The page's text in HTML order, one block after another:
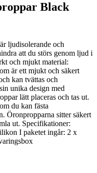
Black
ljudisolerande och
att du störs genom ljud i
och mjukt material:
är ett mjukt och säkert
kan tvättas och
unika design med
lätt placeras och tas ut.
du kan fästa
Öronpropparna sitter säkert
ut. Specifikationer:
I paketet ingår: 2 x